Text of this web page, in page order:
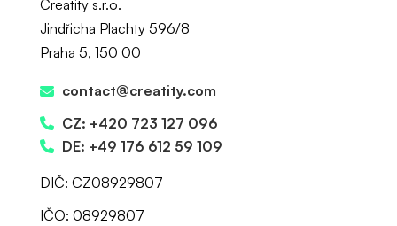
Creatity s.r.o.
Jindřicha Plachty 596/8
Praha 5, 150 00
contact@creatity.com
CZ: +420 723 127 096
DE: +49 176 612 59 109
DIČ: CZ08929807
IČO: 08929807